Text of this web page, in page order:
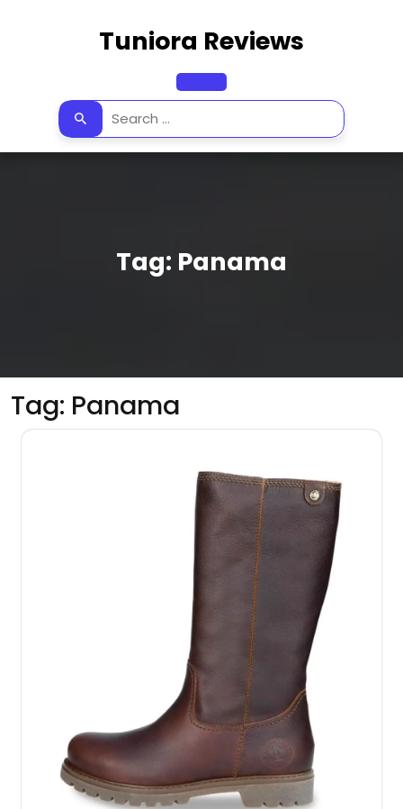
Tuniora Reviews
Open
Button
Tag: Panama
Tag: Panama